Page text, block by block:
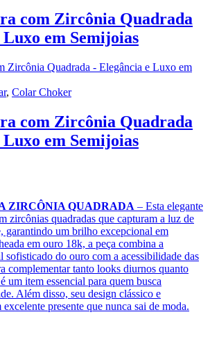
com Zircônia Quadrada
em Semijoias
, Colar Choker
com Zircônia Quadrada
em Semijoias
ZIRCÔNIA QUADRADA – Esta elegante
zircônias quadradas que capturam a luz de
garantindo um brilho excepcional em
em ouro 18k, a peça combina a
sofisticado do ouro com a acessibilidade das
complementar tanto looks diurnos quanto
um item essencial para quem busca
Além disso, seu design clássico e
presente que nunca sai de moda.